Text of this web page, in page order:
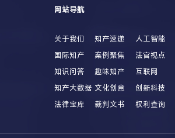
网站导航
关于我们 知产速递 人工智能
国际知产
案例聚焦 法官视点
知识问答
趣味知产 互联网
知产大数据 文化创意 创新科技
法律宝库
裁判文书 权利查询